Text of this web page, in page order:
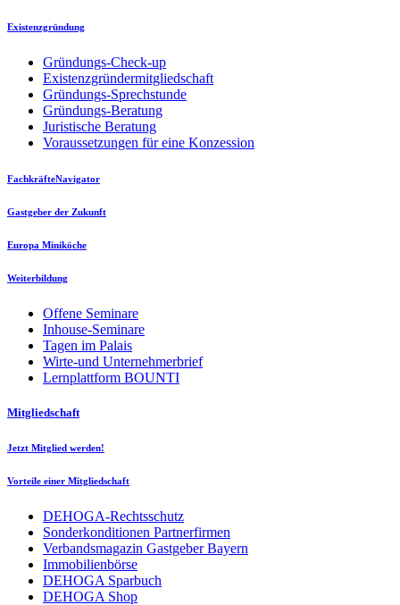
Existenzgründung
Gründungs-Check-up
Existenzgründermitgliedschaft
Gründungs-Sprechstunde
Gründungs-Beratung
Juristische Beratung
Voraussetzungen für eine Konzession
FachkräfteNavigator
Gastgeber der Zukunft
Europa Miniköche
Weiterbildung
Offene Seminare
Inhouse-Seminare
Tagen im Palais
Wirte-und Unternehmerbrief
Lernplattform BOUNTI
Mitgliedschaft
Jetzt Mitglied werden!
Vorteile einer Mitgliedschaft
DEHOGA-Rechtsschutz
Sonderkonditionen Partnerfirmen
Verbandsmagazin Gastgeber Bayern
Immobilienbörse
DEHOGA Sparbuch
DEHOGA Shop